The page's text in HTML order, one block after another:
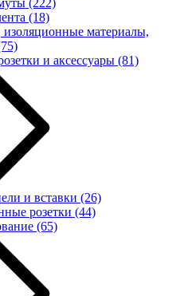
(222)
(18)
изоляционные материалы,
и аксессуары (81)
и вставки (26)
розетки (44)
(65)